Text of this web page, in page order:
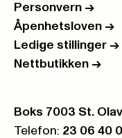
Personvern ->
Åpenhetsloven ->
Ledige stillinger ->
Nettbutikken ->
Postboks:
Boks 7003 St.
Telefon: 23 06 40